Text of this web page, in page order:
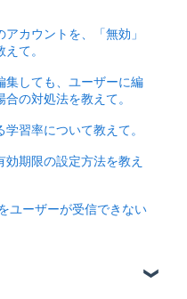
カウントを、「無効」
て。
集しても、ユーザーに編
の対処法を教えて。
習率について教えて。
効期限の設定方法を教え
ユーザーが受信できない